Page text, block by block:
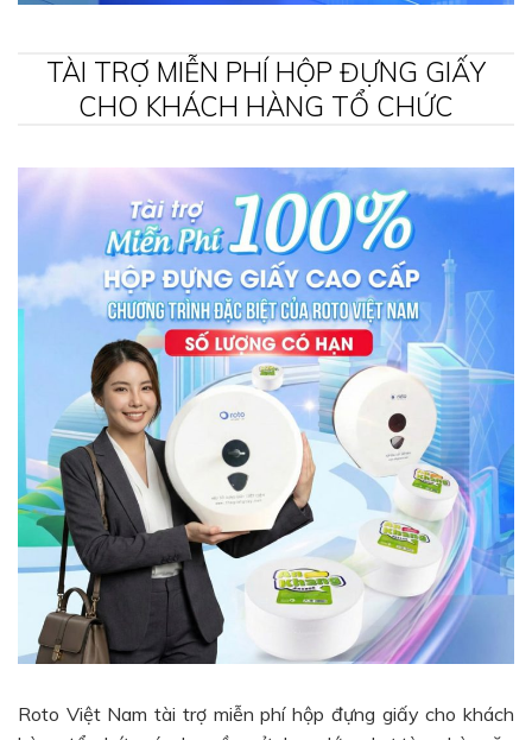
TÀI TRỢ MIỄN PHÍ HỘP ĐỰNG GIẤY
CHO KHÁCH HÀNG TỔ CHỨC
Roto Việt Nam tài trợ miễn phí hộp đựng giấy cho khách